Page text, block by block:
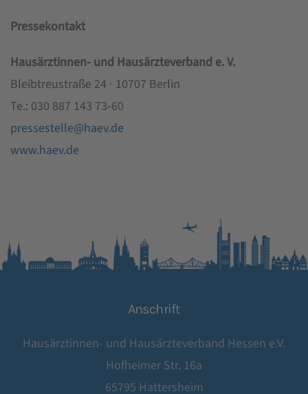
Pressekontakt
Hausärztinnen- und Hausärzteverband e. V.
Bleibtreustraße 24 ∙ 10707 Berlin
Te.: 030 887 143 73-60
pressestelle@haev.de
www.haev.de
Anschrift
Hausärztinnen- und Hausärzteverband Hessen e.V.
Hofheimer Str. 16a
65795 Hattersheim